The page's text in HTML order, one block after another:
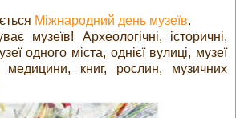
Міжнародний день музеїв.
музеїв! Археологічні, історичні,
одного міста, однієї вулиці, музеї
медицини, книг, рослин, музичних